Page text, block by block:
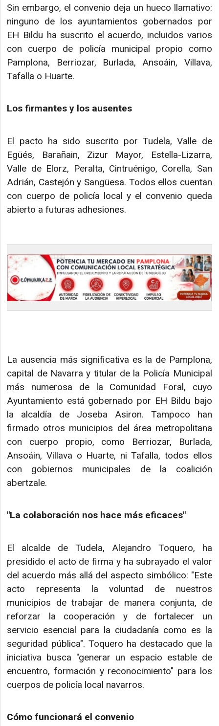
Sin embargo, el convenio deja un hueco llamativo:
ninguno de los ayuntamientos gobernados por
EH Bildu ha suscrito el acuerdo, incluidos varios
con cuerpo de policía municipal propio como
Pamplona, Berriozar, Burlada, Ansoáin, Villava,
Tafalla o Huarte.
Los firmantes y los ausentes
El pacto ha sido suscrito por Tudela, Valle de
Egüés, Barañain, Zizur Mayor, Estella-Lizarra,
Valle de Elorz, Peralta, Cintruénigo, Corella, San
Adrián, Castejón y Sangüesa. Todos ellos cuentan
con cuerpo de policía local y el convenio queda
abierto a futuras adhesiones.
La ausencia más significativa es la de Pamplona,
capital de Navarra y titular de la Policía Municipal
más numerosa de la Comunidad Foral, cuyo
Ayuntamiento está gobernado por EH Bildu bajo
la alcaldía de Joseba Asiron. Tampoco han
firmado otros municipios del área metropolitana
con cuerpo propio, como Berriozar, Burlada,
Ansoáin, Villava o Huarte, ni Tafalla, todos ellos
con gobiernos municipales de la coalición
abertzale.
"La colaboración nos hace más eficaces"
El alcalde de Tudela, Alejandro Toquero, ha
presidido el acto de firma y ha subrayado el valor
del acuerdo más allá del aspecto simbólico: "Este
acto representa la voluntad de nuestros
municipios de trabajar de manera conjunta, de
reforzar la cooperación y de fortalecer un
servicio esencial para la ciudadanía como es la
seguridad pública". Toquero ha destacado que la
iniciativa busca "generar un espacio estable de
encuentro, formación y reconocimiento" para los
cuerpos de policía local navarros.
Cómo funcionará el convenio